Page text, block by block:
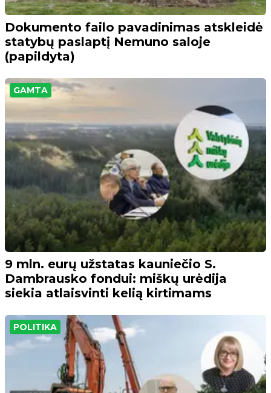
Dokumento failo pavadinimas atskleidė
statybų paslaptį Nemuno saloje
(papildyta)
GAMTA
9 mln. eurų užstatas kauniečio S.
Dambrausko fondui: miškų urėdija
siekia atlaisvinti kelią kirtimams
POLITIKA